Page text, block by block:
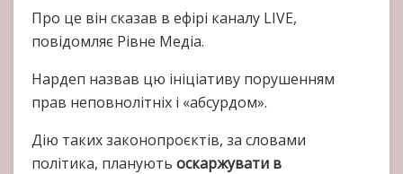
Про це він сказав в ефірі каналу LIVE,
повідомляє Рівне Медіа.
Нардеп назвав цю ініціативу порушенням
прав неповнолітніх і «абсурдом».
Дію таких законопроєктів, за словами
політика, планують оскаржувати в